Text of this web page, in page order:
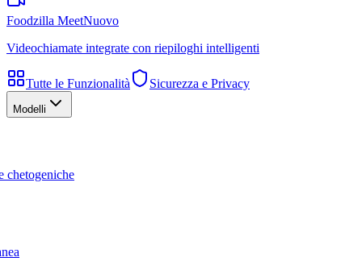
Foodzilla MeetNuovo
Videochiamate integrate con riepiloghi intelligenti
Tutte le Funzionalità Sicurezza e Privacy
Modelli
chetogeniche